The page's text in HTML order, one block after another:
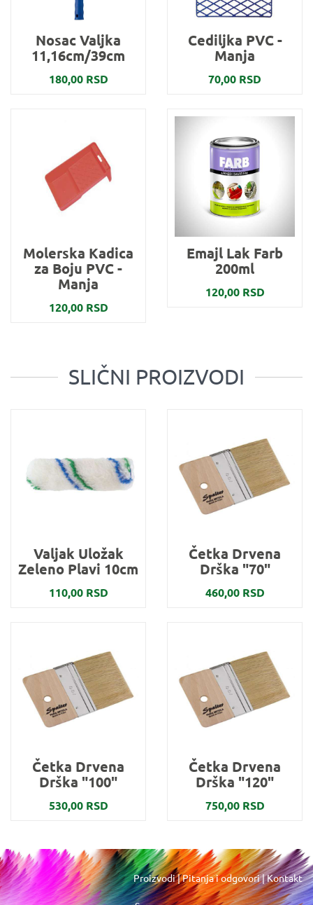
Nosac Valjka
11,16cm/39cm
180,00 RSD
Cediljka PVC -
Manja
70,00 RSD
Molerska Kadica
za Boju PVC -
Manja
120,00 RSD
Emajl Lak Farb
200ml
120,00 RSD
SLIČNI PROIZVODI
Valjak Uložak
Zeleno Plavi 10cm
110,00 RSD
Četka Drvena
Drška "70"
460,00 RSD
Četka Drvena
Drška "100"
530,00 RSD
Četka Drvena
Drška "120"
750,00 RSD
Proizvodi|Pitanja i odgovori|Kontakt